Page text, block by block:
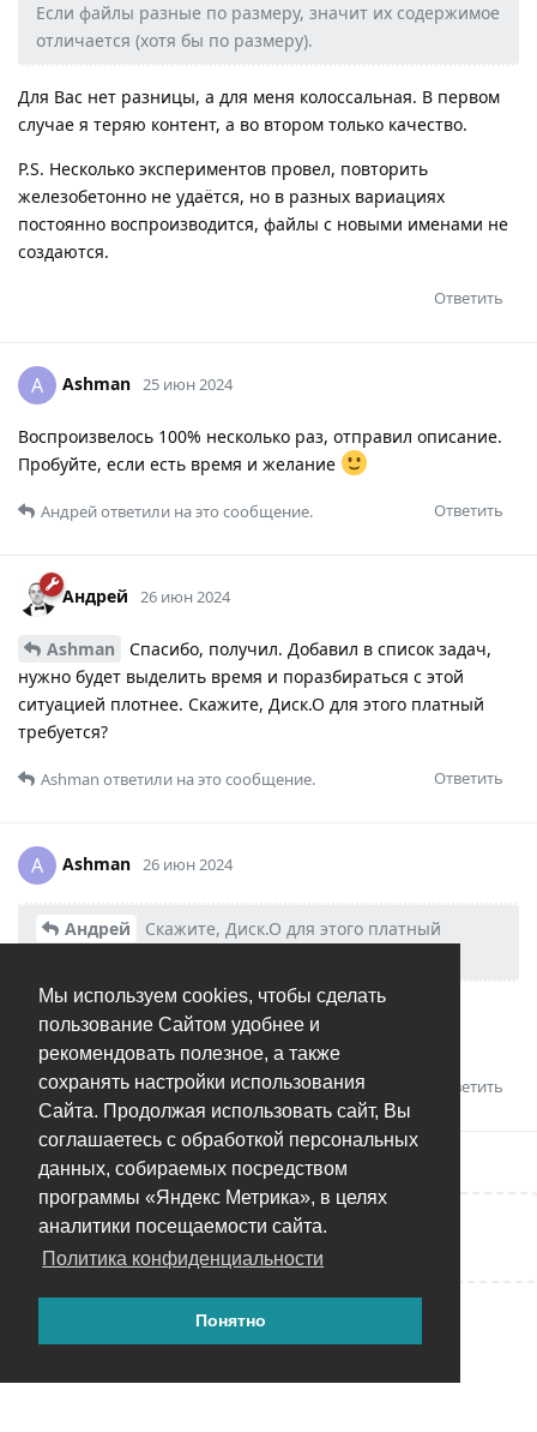
Мы используем cookies, чтобы сделать
пользование Сайтом удобнее и
рекомендовать полезное, а также
сохранять настройки использования
Сайта. Продолжая использовать сайт, Вы
соглашаетесь с обработкой персональных
данных, собираемых посредством
программы «Яндекс Метрика», в целях
аналитики посещаемости сайта.
Политика конфиденциальности
Понятно
Если файлы разные по размеру, значит их содержимое
отличается (хотя бы по размеру).
Для Вас нет разницы, а для меня колоссальная. В первом
случае я теряю контент, а во втором только качество.
P.S. Несколько экспериментов провел, повторить
железобетонно не удаётся, но в разных вариациях
постоянно воспроизводится, файлы с новыми именами не
создаются.
Ответить
A Ashman 25 июн 2024
Воспроизвелось 100% несколько раз, отправил описание.
Пробуйте, если есть время и желание
Ответить
Андрейответили на это сообщение.
Андрей 26 июн 2024
Ashman
Спасибо, получил. Добавил в список задач,
нужно будет выделить время и поразбираться с этой
ситуацией плотнее. Скажите, Диск.О для этого платный
требуется?
Ответить
Ashman ответили на это сообщение.
A Ashman 26 июн 2024
Андрей
Скажите, Диск.О для этого платный
Нет, вполне достаточно бесплатной версии, которая
работает только с облаком mail.ru
Ответить
Андрейоценил это.
Написать ответ...